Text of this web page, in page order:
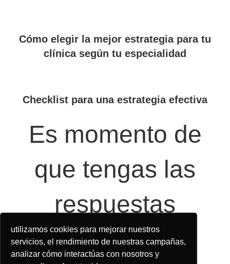
utilizamos cookies para mejorar nuestros
servicios, el rendimiento de nuestras campañas,
analizar cómo interactúas con nosotros y
Cómo elegir la mejor estrategia para tu
clínica según tu especialidad
Checklist para una estrategia efectiva
Es momento de
que tengas las
respuestas
¡Descargar ahora!